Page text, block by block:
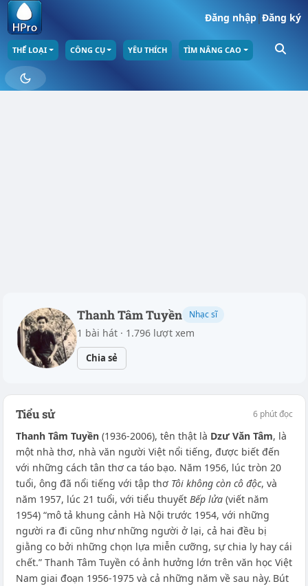
Đăng nhập|Đăng ký
THỂ LOẠI CÔNG CỤ YÊU THÍCH TÌM NÂNG CAO
Thanh Tâm Tuyền Nhạc sĩ
1 bài hát · 1.796 lượt xem
Chia sẻ
Tiểu sử 6 phút đọc
Thanh Tâm Tuyền(1936-2006), tên thật là Dzư Văn Tâm, là
một nhà thơ, nhà văn người Việt nổi tiếng, được biết đến
với những cách tân thơ ca táo bạo. Năm 1956, lúc tròn 20
tuổi, ông đã nổi tiếng với tập thơ Tôi không còn cô độc, và
năm 1957, lúc 21 tuổi, với tiểu thuyết Bếp lửa(viết năm
1954) “mô tả khung cảnh Hà Nội trước 1954, với những
người ra đi cũng như những người ở lại, cả hai đều bị
giằng co bởi những chọn lựa miễn cưỡng, sự chia ly hay cái
chết.” Thanh Tâm Tuyền có ảnh hưởng lớn trên văn học Việt
Nam giai đoạn 1956-1975 và cả những năm về sau này. Bút